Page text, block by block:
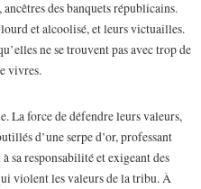
des banquets républicains.
et alcoolisé, et leurs victuailles.
ne se trouvent pas avec trop de
vivres.
La force de défendre leurs valeurs,
d’une serpe d’or, professant
sa responsabilité et exigeant des
violent les valeurs de la tribu. À